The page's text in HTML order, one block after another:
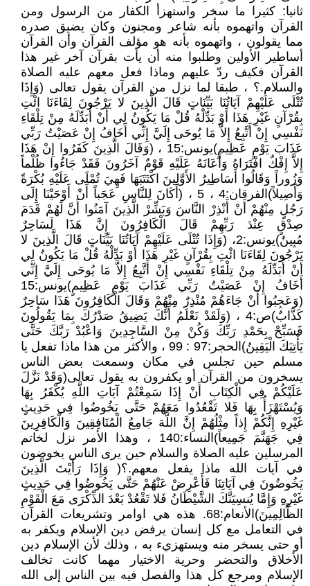
ثانيا: كثيرا ما سخر واستهزأ الكفار من الرسول ومن
القرآن واتهموه بأنه شاعر ومجنون وكان يضيق صدره
مما يقولون ، واتهموه بأنه هو مؤلف القرآن وأن القرآن
أساطير الأولين وطلبوا منه أن يأت بقرآن آخر غير هذا
القرآن فكيف ردّ عليهم وماذا فعل معهم عليه الصلاة
والسلام.؟ ، طبقا لما نزل من القرآن يقول تعالى (وَإِذَا
تُتْلَى عَلَيْهِمْ آيَاتُنَا بَيِّنَاتٍ قَالَ الَّذِينَ لا يَرْجُونَ لِقَاءَنَا ائْتِ
بِقُرْآنٍ غَيْرِ هَذَا أَوْ بَدِّلْهُ قُلْ مَا يَكُونُ لِي أَنْ أُبَدِّلَهُ مِنْ تِلْقَاءِ
نَفْسِي إِنْ أَتَّبِعُ إِلاَّ مَا يُوحَى إِلَيَّ إِنِّي أَخَافُ إِنْ عَصَيْتُ رَبِّي
عَذَابَ يَوْمٍ عَظِيمٍ)يونس:15 ، (وَقَالَ الَّذِينَ كَفَرُوا إِنْ هَذَا
إِلاَّ إِفْكٌ افْتَرَاهُ وَأَعَانَهُ عَلَيْهِ قَوْمٌ آخَرُونَ فَقَدْ جَاءُوا ظُلْماً
وَزُوراً وَقَالُوا أَسَاطِيرُ الأَوَّلِينَ اكْتَتَبَهَا فَهِيَ تُمْلَى عَلَيْهِ بُكْرَةً
وَأَصِيلاً)الفرقان:4 ، 5 ، (أَكَانَ لِلنَّاسِ عَجَباً أَنْ أَوْحَيْنَا إِلَى
رَجُلٍ مِنْهُمْ أَنْ أَنْذِرْ النَّاسَ وَبَشِّرْ الَّذِينَ آمَنُوا أَنَّ لَهُمْ قَدَمَ
صِدْقٍ عِنْدَ رَبِّهِمْ قَالَ الْكَافِرُونَ إِنَّ هَذَا لَسَاحِرٌ
مُبِينٌ)يونس:2، (وَإِذَا تُتْلَى عَلَيْهِمْ آيَاتُنَا بَيِّنَاتٍ قَالَ الَّذِينَ لا
يَرْجُونَ لِقَاءَنَا ائْتِ بِقُرْآنٍ غَيْرِ هَذَا أَوْ بَدِّلْهُ قُلْ مَا يَكُونُ لِي
أَنْ أُبَدِّلَهُ مِنْ تِلْقَاءِ نَفْسِي إِنْ أَتَّبِعُ إِلاَّ مَا يُوحَى إِلَيَّ إِنِّي
أَخَافُ إِنْ عَصَيْتُ رَبِّي عَذَابَ يَوْمٍ عَظِيمٍ)يونس:15
(وَعَجِبُوا أَنْ جَاءَهُمْ مُنْذِرٌ مِنْهُمْ وَقَالَ الْكَافِرُونَ هَذَا سَاحِرٌ
كَذَّابٌ)ص:4 ، (وَلَقَدْ نَعْلَمُ أَنَّكَ يَضِيقُ صَدْرُكَ بِمَا يَقُولُونَ
فَسَبِّحْ بِحَمْدِ رَبِّكَ وَكُنْ مِنْ السَّاجِدِينَ وَاعْبُدْ رَبَّكَ حَتَّى
يَأْتِيَكَ الْيَقِينُ)الحجر:97 : 99 ، والأكثر من هذا ماذا تفعل يا
مسلم حين تجلس في مكان وسمعت بعض الناس
يسخرون من القرآن أو يكفرون به يقول تعالى(وَقَدْ نَزَّلَ
عَلَيْكُمْ فِي الْكِتَابِ أَنْ إِذَا سَمِعْتُمْ آيَاتِ اللَّهِ يُكْفَرُ بِهَا
وَيُسْتَهْزَأُ بِهَا فَلا تَقْعُدُوا مَعَهُمْ حَتَّى يَخُوضُوا فِي حَدِيثٍ
غَيْرِهِ إِنَّكُمْ إِذاً مِثْلُهُمْ إِنَّ اللَّهَ جَامِعُ الْمُنَافِقِينَ وَالْكَافِرِينَ
فِي جَهَنَّمَ جَمِيعاً)النساء:140 ، وهذا الأمر نزل لخاتم
المرسلين عليه الصلاة والسلام حين يرى الناس يخوضون
في آيات الله ماذا يفعل معهم.؟( وَإِذَا رَأَيْتَ الَّذِينَ
يَخُوضُونَ فِي آيَاتِنَا فَأَعْرِضْ عَنْهُمْ حَتَّى يَخُوضُوا فِي حَدِيثٍ
غَيْرِهِ وَإِمَّا يُنسِيَنَّكَ الشَّيْطَانُ فَلا تَقْعُدْ بَعْدَ الذِّكْرَى مَعَ الْقَوْمِ
الظَّالِمِينَ)الأنعام:68. هذه هي اوامر وتشريعات القرآن
في التعامل مع كل إنسان يرفض دين الإسلام ويكفر به
أو حتى يسخر منه ويستهزيء به ، وذلك لأن الإسلام دين
الأخلاق والتحضر وحرية الاختيار مهما كانت تخالف
الإسلام ومرجع كل هذا والفصل فيه بين الناس إلى الله